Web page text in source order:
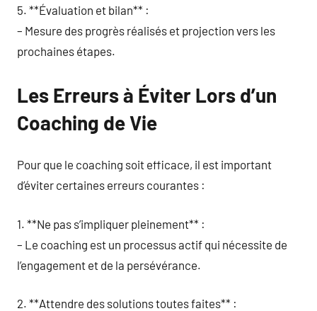
5. **Évaluation et bilan** :
– Mesure des progrès réalisés et projection vers les
prochaines étapes.
Les Erreurs à Éviter Lors d’un
Coaching de Vie
Pour que le coaching soit efficace, il est important
d’éviter certaines erreurs courantes :
1. **Ne pas s’impliquer pleinement** :
– Le coaching est un processus actif qui nécessite de
l’engagement et de la persévérance.
2. **Attendre des solutions toutes faites** :